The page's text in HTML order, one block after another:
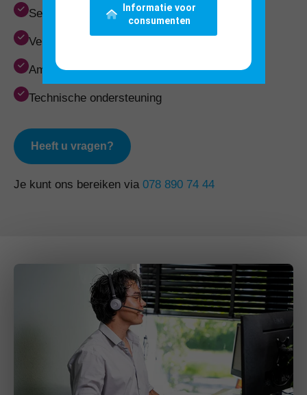
Service & onderhouddoen wij
Verkoop & marketing
Ambassadeursregelingvoor installateurs
Technische ondersteuning
Heeft u vragen?
Je kunt ons bereiken via 078 890 74 44
Informatie voor
consumenten